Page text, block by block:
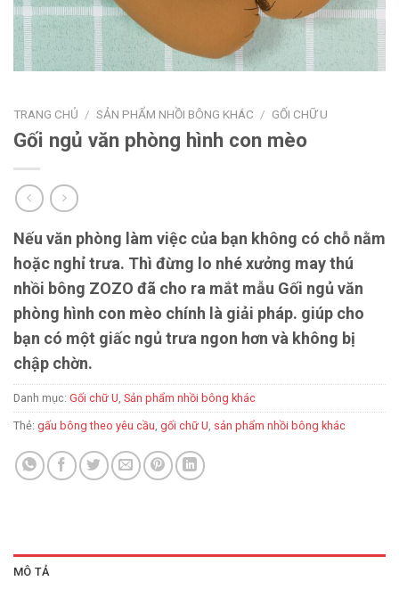
TRANG CHỦ / SẢN PHẨM NHỒI BÔNG KHÁC / GỐI CHỮ U
Gối ngủ văn phòng hình con mèo
Nếu văn phòng làm việc của bạn không có chỗ nằm
hoặc nghỉ trưa. Thì đừng lo nhé xưởng may thú
nhồi bông ZOZO đã cho ra mắt mẫu Gối ngủ văn
phòng hình con mèo chính là giải pháp. giúp cho
bạn có một giấc ngủ trưa ngon hơn và không bị
chập chờn.
Danh mục: Gối chữ U, Sản phẩm nhồi bông khác
Thẻ: gấu bông theo yêu cầu, gối chữ U, sản phẩm nhồi bông khác
MÔ TẢ